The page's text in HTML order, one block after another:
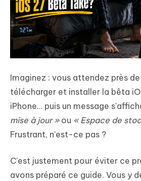
Imaginez : vous attendez près
télécharger et installer la bêta
iPhone… puis un message
mise à jour »ou « Espace de
Frustrant, n'est-ce pas ?
C'est justement pour éviter ce
avons préparé ce guide. Vous y